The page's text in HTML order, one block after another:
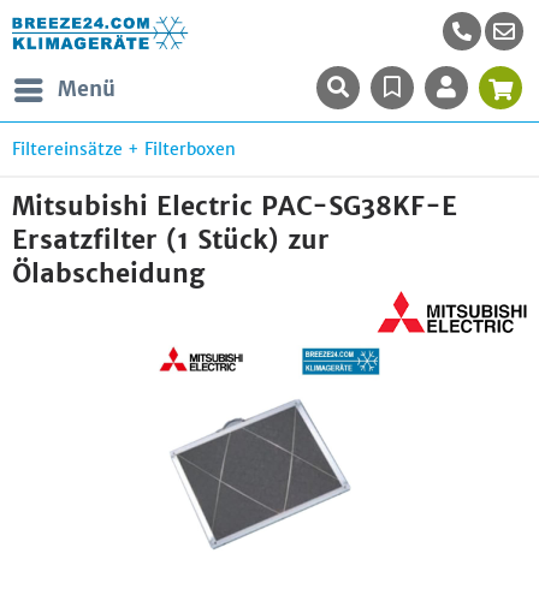
Menü
Filtereinsätze + Filterboxen
Mitsubishi Electric PAC-SG38KF-E
Ersatzfilter (1 Stück) zur
Ölabscheidung